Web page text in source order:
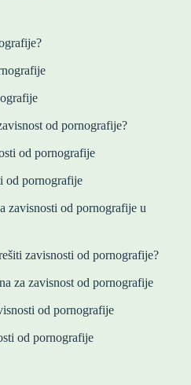
od pornografije?
od pornografije
od pornografije
zavisnosti od pornografije u
zavisnosti od pornografije?
za zavisnost od pornografije
od pornografije
od pornografije